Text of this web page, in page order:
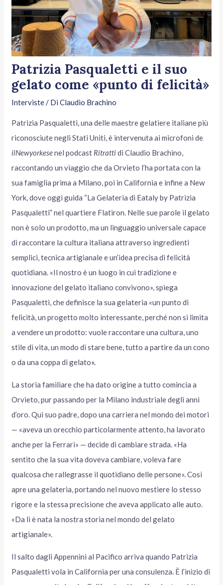
Patrizia Pasqualetti e il suo
gelato come «punto di felicità»
Interviste/ DiClaudio Brachino
Patrizia Pasqualetti, una delle maestre gelatiere italiane più
riconosciute negli Stati Uniti, è intervenuta ai microfoni de
ilNewyorkesenel podcast Ritrattidi Claudio Brachino,
raccontando un viaggio che da Orvieto l’ha portata con la
sua famiglia prima a Milano, poi in California e infine a New
York, dove oggi guida “La Gelateria di Eataly by Patrizia
Pasqualetti” nel quartiere Flatiron. Nelle sue parole il gelato
non è solo un prodotto, ma un linguaggio universale capace
di raccontare la cultura italiana attraverso ingredienti
semplici, tecnica artigianale e un’idea precisa di felicità
quotidiana. «Il nostro è un luogo in cui tradizione e
innovazione del gelato italiano convivono», spiega
Pasqualetti, che definisce la sua gelateria «un punto di
felicità, un progetto molto interessante, perché non si limita
a vendere un prodotto: vuole raccontare una cultura, uno
stile di vita, un modo di stare bene, tutto a partire da un cono
o da una coppa di gelato».
La storia familiare che ha dato origine a tutto comincia a
Orvieto, pur passando per la Milano industriale degli anni
d’oro. Qui suo padre, dopo una carriera nel mondo dei motori
— «aveva un orecchio particolarmente attento, ha lavorato
anche per la Ferrari» — decide di cambiare strada. «Ha
sentito che la sua vita doveva cambiare, voleva fare
qualcosa che rallegrasse il quotidiano delle persone». Così
apre una gelateria, portando nel nuovo mestiere lo stesso
rigore e la stessa precisione che aveva applicato alle auto.
«Da lì è nata la nostra storia nel mondo del gelato
artigianale».
Il salto dagli Appennini al Pacifico arriva quando Patrizia
Pasqualetti vola in California per una consulenza. È l’inizio di